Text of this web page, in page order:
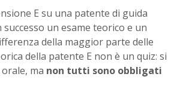
E su una patente di guida
un esame teorico e un
della maggior parte delle
della patente E non è un quiz: si
ma non tutti sono obbligati